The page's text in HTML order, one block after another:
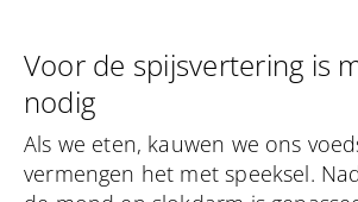
Voor de spijsvertering is
nodig
Als we eten, kauwen we ons
vermengen het met speeksel.